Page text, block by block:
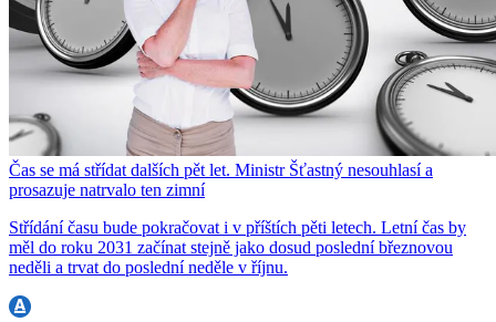
Čas se má střídat dalších pět let. Ministr Šťastný nesouhlasí a
prosazuje natrvalo ten zimní
Střídání času bude pokračovat i v příštích pěti letech. Letní čas by
měl do roku 2031 začínat stejně jako dosud poslední březnovou
neděli a trvat do poslední neděle v říjnu.